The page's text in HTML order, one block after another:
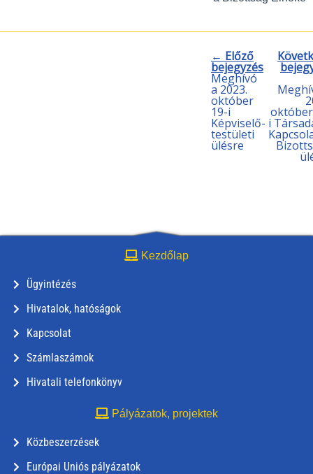
← Előző
bejegyzés
Meghívó
a 2023.
október
19-i
Képviselő-
testületi
ülésre
i
Kezdőlap
Ügyintézés
Hivatalok, hatóságok
Kapcsolat
Számlaszámok
Hivatali telefonkönyv
Pályázatok, projektek
Közbeszerzések
Európai Uniós pályázatok